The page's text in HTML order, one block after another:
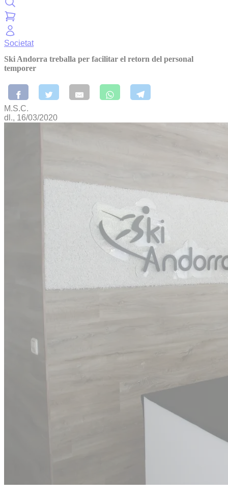
Societat
Ski Andorra treballa per facilitar el retorn del personal
temporer
M.S.C.
dl., 16/03/2020